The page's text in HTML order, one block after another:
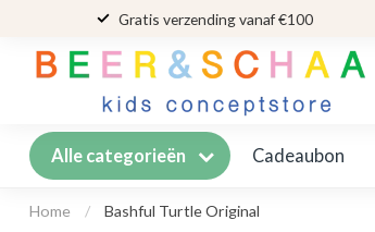
Gratis verzending vanaf €100
Alle categorieën Cadeaubon
Home / Bashful Turtle Original